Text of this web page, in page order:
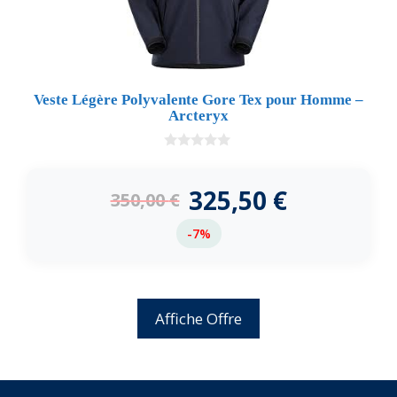
Veste Légère Polyvalente Gore Tex pour Homme –
Arcteryx
5
350,00€ 325,50 €
-7%
Affiche Offre